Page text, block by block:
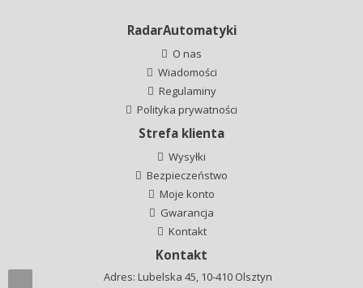
RadarAutomatyki
O nas
Wiadomości
Regulaminy
Polityka prywatności
Strefa klienta
Wysyłki
Bezpieczeństwo
Moje konto
Gwarancja
Kontakt
Kontakt
Adres: Lubelska 45, 10-410 Olsztyn